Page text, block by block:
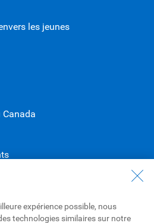
les jeunes
expérience possible, nous
technologies similaires sur notre